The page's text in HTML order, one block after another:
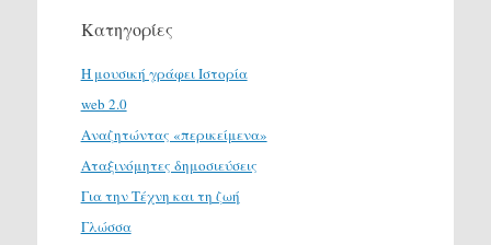
Κατηγορίες
H μουσική γράφει Ιστορία
web 2.0
Αναζητώντας «περικείμενα»
Αταξινόμητες δημοσιεύσεις
Για την Τέχνη και τη ζωή
Γλώσσα